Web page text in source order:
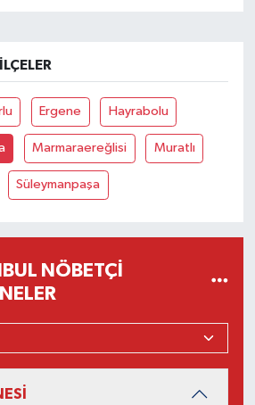
Ergene Hayrabolu
Marmaraereğlisi Muratlı
Süleymanpaşa
NÖBETÇI